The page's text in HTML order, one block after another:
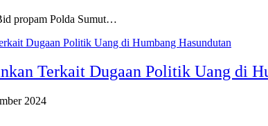
propam Polda Sumut…
Terkait Dugaan Politik Uang di
2024